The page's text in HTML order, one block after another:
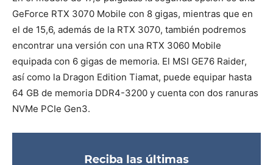
GeForce RTX 3070 Mobile con 8 gigas, mientras que en
el de 15,6, además de la RTX 3070, también podremos
encontrar una versión con una RTX 3060 Mobile
equipada con 6 gigas de memoria. El MSI GE76 Raider,
así como la Dragon Edition Tiamat, puede equipar hasta
64 GB de memoria DDR4-3200 y cuenta con dos ranuras
NVMe PCIe Gen3.